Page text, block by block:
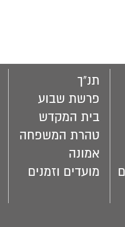
תנ"ך
פרשת שבוע
בית המקדש
טהרת המשפחה
אמונה
מועדים וזמנים